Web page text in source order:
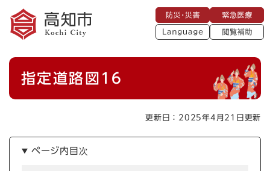
メニューを飛ばして本文へ
災
・
災
急
医
療
L
a
閲
助
本
指定道路図16
更新日：2025年4月21日更新
ページ内目次